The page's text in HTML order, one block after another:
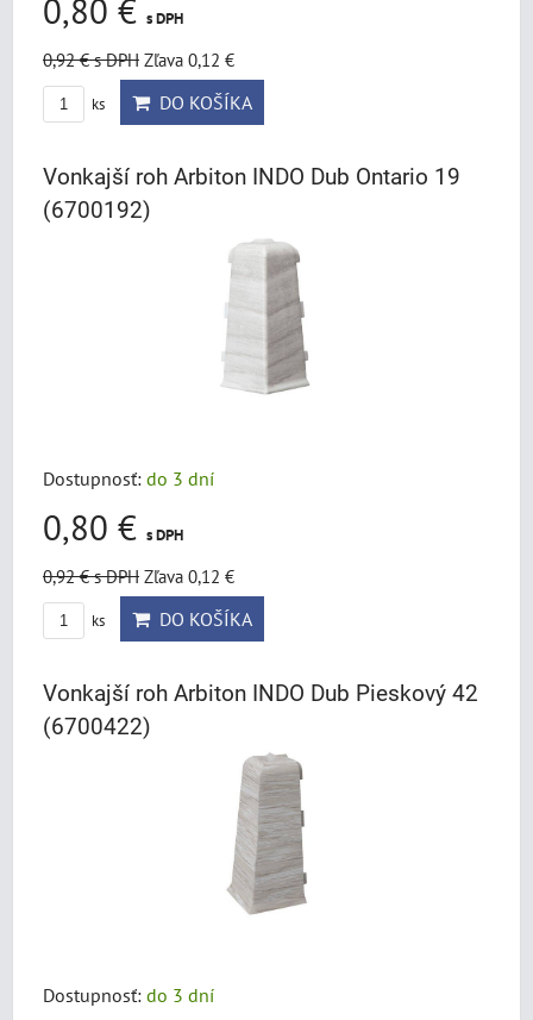
0,80 € s DPH
0,92 €s DPH Zľava 0,12 €
ks DO KOŠÍKA
Vonkajší roh Arbiton INDO Dub Ontario 19
(6700192)
Dostupnosť: do 3 dní
0,80 € s DPH
0,92 €s DPH Zľava 0,12 €
ks DO KOŠÍKA
Vonkajší roh Arbiton INDO Dub Pieskový 42
(6700422)
Dostupnosť: do 3 dní